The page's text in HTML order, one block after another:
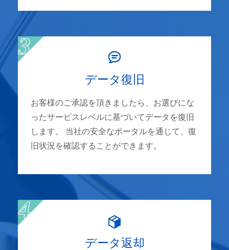
データ復旧
お客様のご承認を頂きましたら、お選びにな
ったサービスレベルに基づいてデータを復旧
します。 当社の安全なポータルを通じて、復
旧状況を確認することができます。
データ返却